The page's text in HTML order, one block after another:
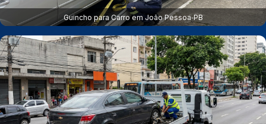
Guincho para Carro em João Pessoa‑PB